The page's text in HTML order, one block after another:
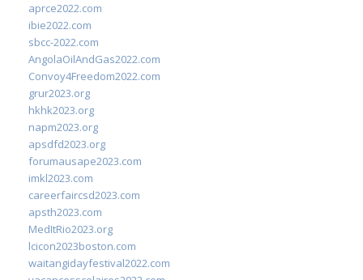
aprce2022.com
ibie2022.com
sbcc-2022.com
AngolaOilAndGas2022.com
Convoy4Freedom2022.com
grur2023.org
hkhk2023.org
napm2023.org
apsdfd2023.org
forumausape2023.com
imkl2023.com
careerfaircsd2023.com
apsth2023.com
MedItRio2023.org
lcicon2023boston.com
waitangidayfestival2022.com